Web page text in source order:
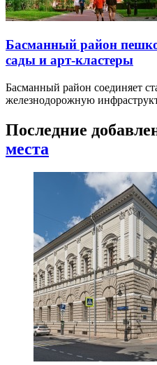
Басманный район
сады и арт-кластеры
Басманный район соединяет
железнодорожную
Последние
места